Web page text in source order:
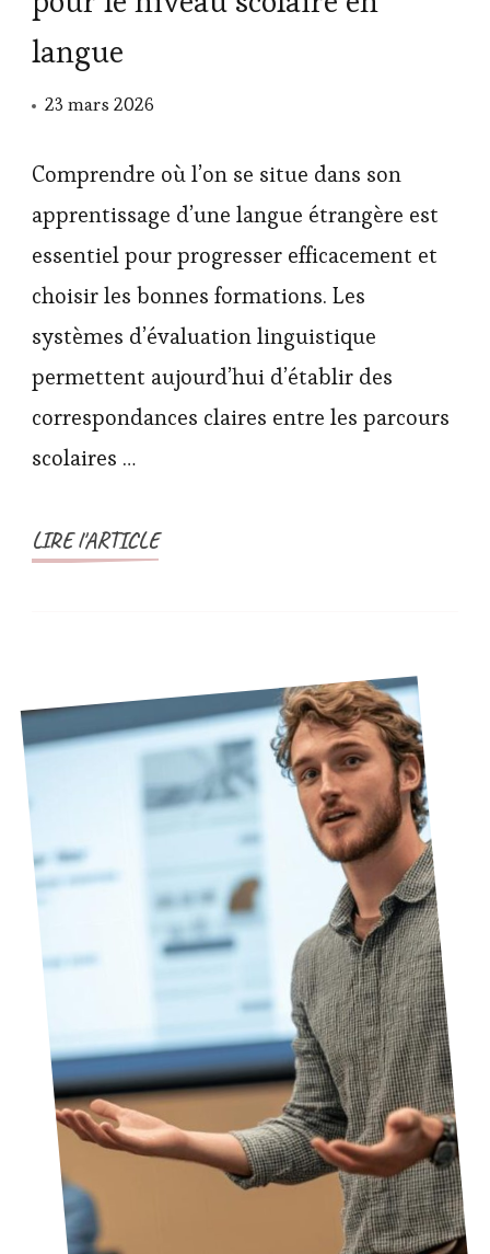
langue
23 mars 2026
Comprendre où l’on se situe dans son
apprentissage d’une langue étrangère est
essentiel pour progresser efficacement et
choisir les bonnes formations. Les
systèmes d’évaluation linguistique
permettent aujourd’hui d’établir des
correspondances claires entre les parcours
scolaires …
LIRE l'ARTICLE